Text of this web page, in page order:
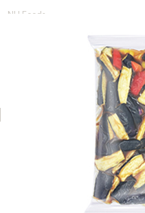
NH Foods